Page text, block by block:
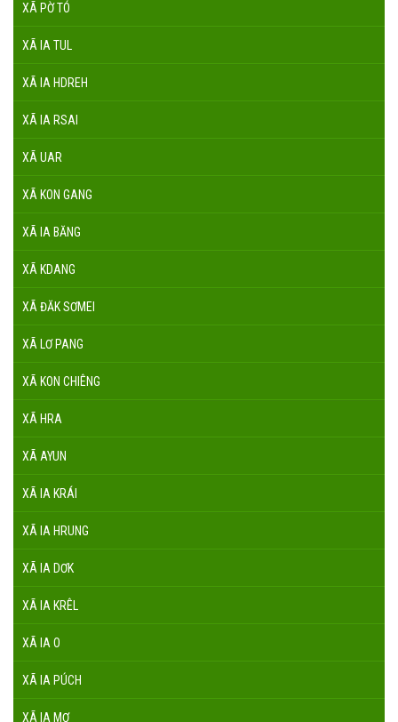
XÃ PỜ TÓ
XÃ IA TUL
XÃ IA HDREH
XÃ IA RSAI
XÃ UAR
XÃ KON GANG
XÃ IA BĂNG
XÃ KDANG
XÃ ĐĂK SƠMEI
XÃ LƠ PANG
XÃ KON CHIÊNG
XÃ HRA
XÃ AYUN
XÃ IA KRÁI
XÃ IA HRUNG
XÃ IA DƠK
XÃ IA KRÊL
XÃ IA O
XÃ IA PÚCH
XÃ IA MƠ